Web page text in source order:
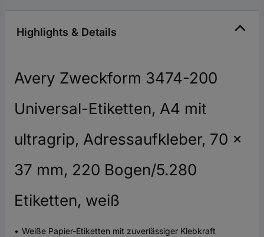
Highlights & Details
Avery Zweckform 3474-200
Universal-Etiketten, A4 mit
ultragrip, Adressaufkleber, 70 x
37 mm, 220 Bogen/5.280
Etiketten, weiß
Weiße Papier-Etiketten mit zuverlässiger Klebkraft